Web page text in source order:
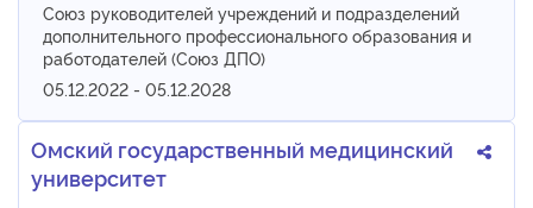
Союз руководителей учреждений и подразделений
дополнительного профессионального образования и
работодателей (Союз ДПО)
05.12.2022 - 05.12.2028
Омский государственный медицинский
университет